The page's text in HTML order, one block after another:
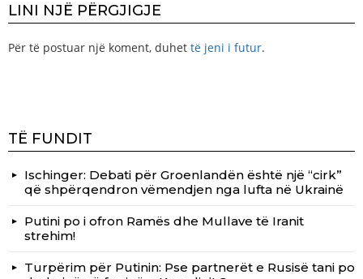
LINI NJË PËRGJIGJE
Për të postuar një koment, duhet të jeni i futur.
TË FUNDIT
Ischinger: Debati për Groenlandën është një “cirk”
që shpërqendron vëmendjen nga lufta në Ukrainë
Putini po i ofron Ramës dhe Mullave të Iranit
strehim!
Turpërim për Putinin: Pse partnerët e Rusisë tani po